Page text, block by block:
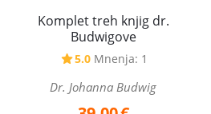
Komplet treh knjig dr.
Budwigove
5.0 Mnenja: 1
Dr. Johanna Budwig